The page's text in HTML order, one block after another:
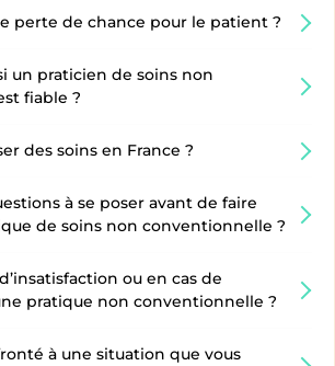
perte de chance pour le patient ?
un praticien de soins non
fiable ?
des soins en France ?
à se poser avant de faire
de soins non conventionnelle ?
ou en cas de
pratique non conventionnelle ?
à une situation que vous